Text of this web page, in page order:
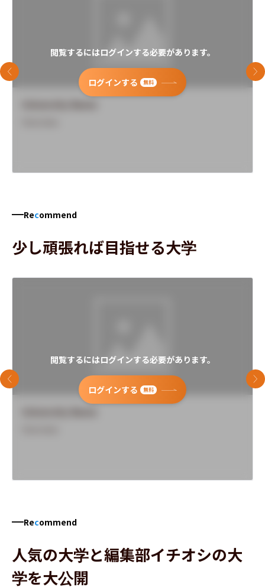
閲覧するにはログインする必要があります。
ログインする 無料
前のスライド 次
Recommend
少し頑張れば目指せる大学
閲覧するにはログインする必要があります。
ログインする 無料
前のスライド 次
Recommend
人気の大学と編集部イチオシの大
学を大公開